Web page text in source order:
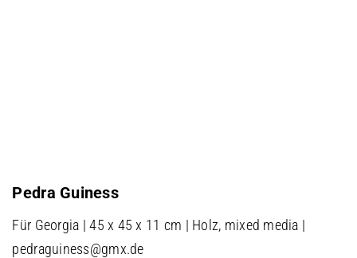
Pedra Guiness
Für Georgia | 45 x 45 x 11 cm | Holz, mixed media |
pedraguiness@gmx.de